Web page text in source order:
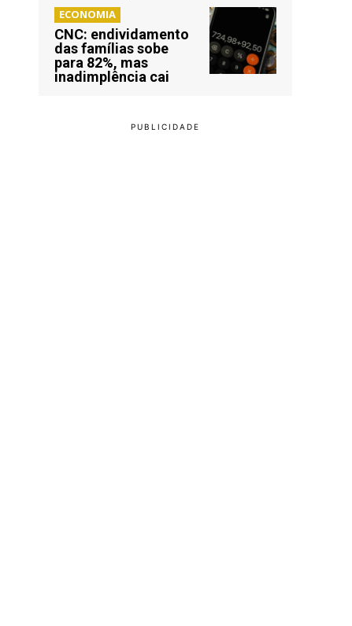
ECONOMIA
CNC: endividamento
das famílias sobe
para 82%, mas
inadimplência cai